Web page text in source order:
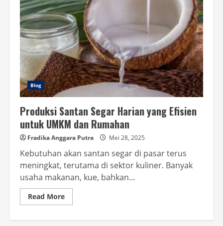
Blog
Produksi Santan Segar Harian yang Efisien
untuk UMKM dan Rumahan
Fradika Anggara Putra Mei 28, 2025
Kebutuhan akan santan segar di pasar terus
meningkat, terutama di sektor kuliner. Banyak
usaha makanan, kue, bahkan...
Read MoreRead
more